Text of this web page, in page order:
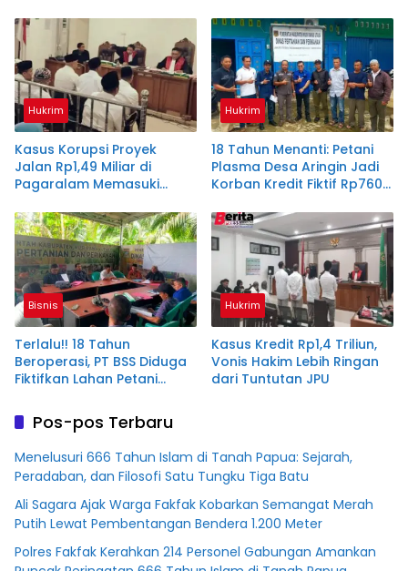
Hukrim
Kasus Korupsi Proyek
Jalan Rp1,49 Miliar di
Pagaralam Memasuki
Terdakwa Dituntut 2,5
Tahun Penjara
Hukrim
18 Tahun Menanti: Petani
Plasma Desa Aringin Jadi
Korban Kredit Fiktif Rp760
Bisnis
Terlalu!! 18 Tahun
Beroperasi, PT BSS Diduga
Fiktifkan Lahan Petani
Hukrim
Kasus Kredit Rp1,4 Triliun,
Vonis Hakim Lebih Ringan
dari Tuntutan JPU
Pos-pos Terbaru
Menelusuri 666 Tahun Islam di Tanah Papua: Sejarah,
Peradaban, dan Filosofi Satu Tungku Tiga Batu
Ali Sagara Ajak Warga Fakfak Kobarkan Semangat Merah
Putih Lewat Pembentangan Bendera 1.200 Meter
Polres Fakfak Kerahkan 214 Personel Gabungan Amankan